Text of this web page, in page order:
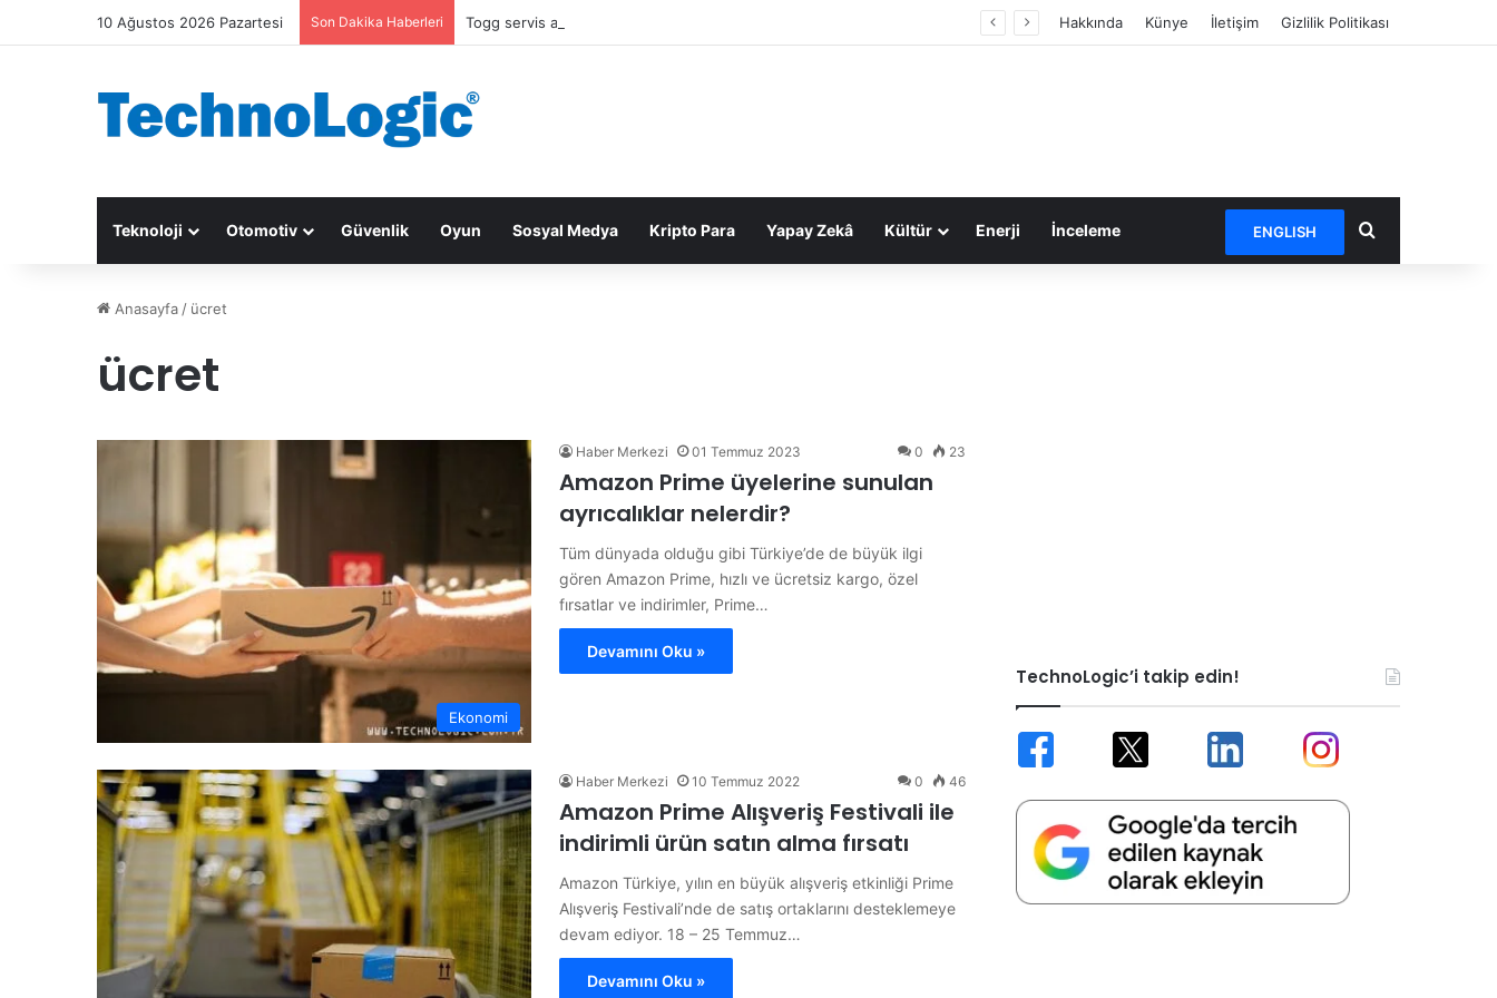
10 Ağustos 2026 Pazartesi Son Dakika Haberleri Togg servis ağını genişletiyor: Yıl sonunda 64 noktada olacak Hakkında Künye İletişim Gizlilik Politikası
Teknoloji Otomotiv Güvenlik Oyun Sosyal Medya Kripto Para Yapay Zekâ Kültür Enerji İnceleme ENGLISH Arama yap ...
Anasayfa / ücret
ücret
Ekonomi
Haber Merkezi 01 Temmuz 2023 0 23
Amazon Prime üyelerine sunulan
ayrıcalıklar nelerdir?
Tüm dünyada olduğu gibi Türkiye’de de büyük ilgi
gören Amazon Prime, hızlı ve ücretsiz kargo, özel
fırsatlar ve indirimler, Prime…
Devamını Oku »
Haber Merkezi 10 Temmuz 2022 0 46
Amazon Prime Alışveriş Festivali ile
indirimli ürün satın alma fırsatı
Amazon Türkiye, yılın en büyük alışveriş etkinliği Prime
Alışveriş Festivali’nde de satış ortaklarını desteklemeye
devam ediyor. 18 – 25 Temmuz…
Devamını Oku »
TechnoLogic’i takip edin!